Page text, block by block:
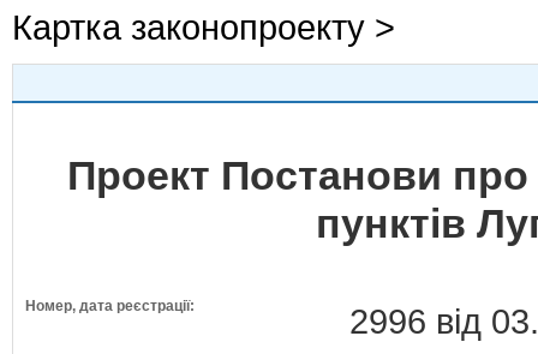
Картка законопроекту >
Проект Постанови
пунктів
Номер, дата реєстрації: 2996 від